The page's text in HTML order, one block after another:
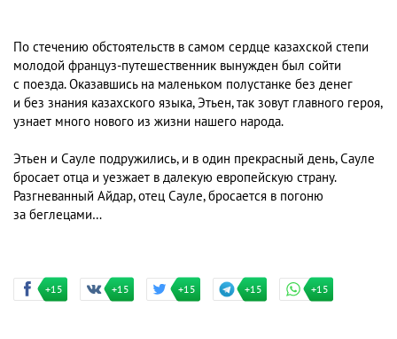
По стечению обстоятельств в самом сердце казахской степи
молодой француз-путешественник вынужден был сойти
с поезда. Оказавшись на маленьком полустанке без денег
и без знания казахского языка, Этьен, так зовут главного героя,
узнает много нового из жизни нашего народа.
Этьен и Сауле подружились, и в один прекрасный день, Сауле
бросает отца и уезжает в далекую европейскую страну.
Разгневанный Айдар, отец Сауле, бросается в погоню
за беглецами…
+15 +15 +15 +15 +15